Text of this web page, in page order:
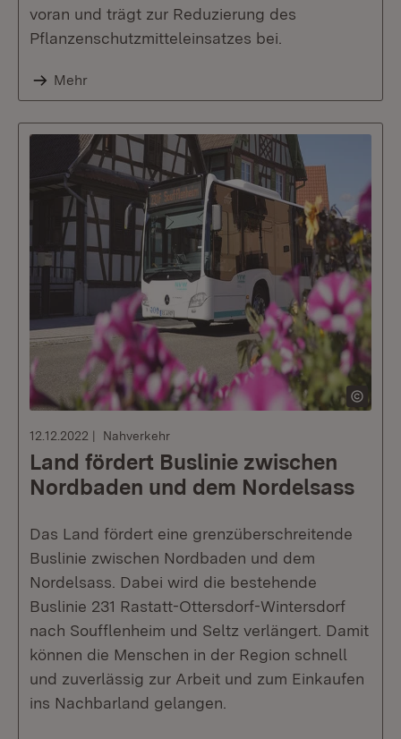
voran und trägt zur Reduzierung des
Pflanzenschutzmitteleinsatzes bei.
Mehr
12.12.2022 Nahverkehr
Land fördert Buslinie zwischen
Nordbaden und dem Nordelsass
Das Land fördert eine grenzüberschreitende
Buslinie zwischen Nordbaden und dem
Nordelsass. Dabei wird die bestehende
Buslinie 231 Rastatt-Ottersdorf-Wintersdorf
nach Soufflenheim und Seltz verlängert. Damit
können die Menschen in der Region schnell
und zuverlässig zur Arbeit und zum Einkaufen
ins Nachbarland gelangen.